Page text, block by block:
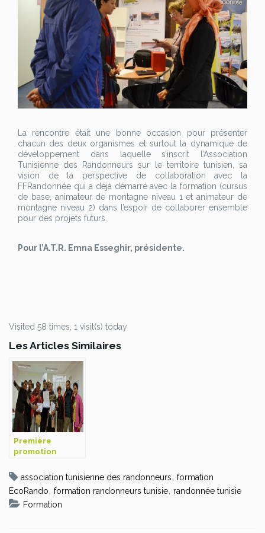
La rencontre était une bonne occasion pour présenter
chacun des deux organismes et surtout la dynamique de
développement dans laquelle s’inscrit l’Association
Tunisienne des Randonneurs sur le territoire tunisien, sa
vision de la perspective de collaboration avec la
FFRandonnée qui a déjà démarré avec la formation (cursus
de base, animateur de montagne niveau 1 et animateur de
montagne niveau 2) dans l’espoir de collaborer ensemble
pour des projets futurs.
Pour l’A.T.R. Emna Esseghir, présidente.
Visited 58 times, 1 visit(s) today
Les Articles Similaires
Première
promotion
montagne en
Tunisie
association tunisienne des randonneurs, formation
EcoRando, formation randonneurs tunisie, randonnée tunisie
Formation